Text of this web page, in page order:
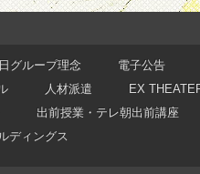
グループ理念
電子公告
人材派遣
EX
出前授業・テレ朝出前講座
ディングス